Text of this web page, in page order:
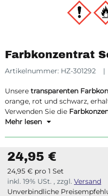
Farbkonzentrat
Artikelnummer: HZ-301292
Unsere transparenten
orange, rot und schwarz,
Verwenden Sie die
auf Basis von
Mehr lesen
24,95 €
24,95 € pro 1 Set
inkl. 19% USt. , zzgl. Versand
Unverbindliche